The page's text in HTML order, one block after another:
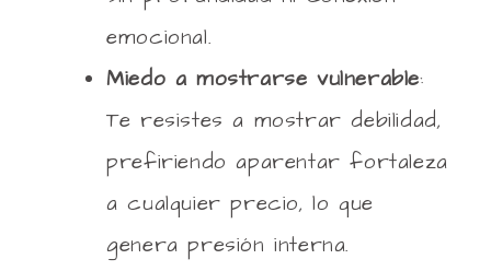
emocional.
Miedo a mostrarse vulnerable:
Te resistes a mostrar debilidad,
prefiriendo aparentar fortaleza
a cualquier precio, lo que
genera presión interna.